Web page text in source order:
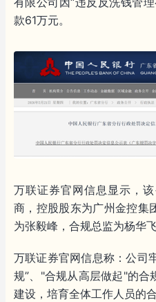
款61万元。
万联证券官网信息显示，
商，控股股东为广州金控集
为张毅峰，合规总监为杨华飞
万联证券官网信息称：公司
规”、"合规从高层做起"的
建设，培育全体工作人员的合